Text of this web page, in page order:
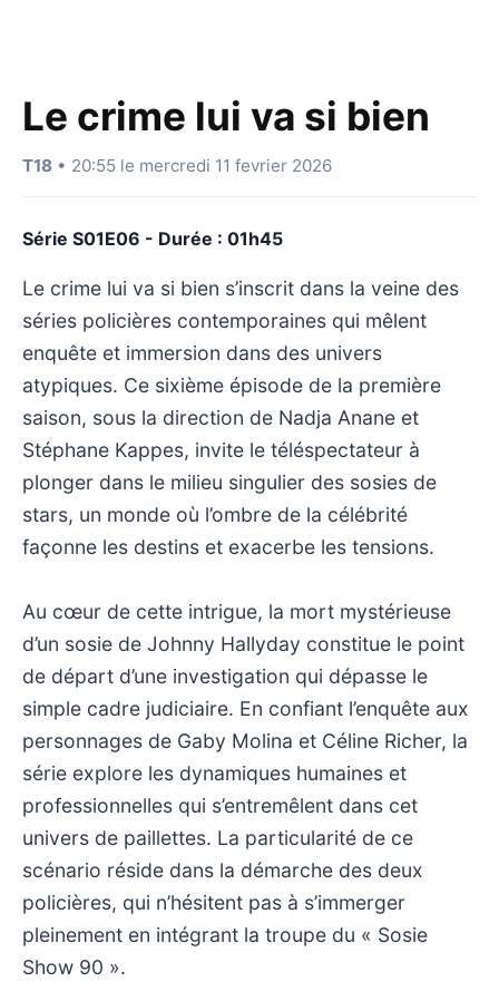
Le crime lui va si bien
T18 • 20:55 le mercredi 11 fevrier 2026
Série S01E06 - Durée : 01h45
Le crime lui va si bien s’inscrit dans la veine des
séries policières contemporaines qui mêlent
enquête et immersion dans des univers
atypiques. Ce sixième épisode de la première
saison, sous la direction de Nadja Anane et
Stéphane Kappes, invite le téléspectateur à
plonger dans le milieu singulier des sosies de
stars, un monde où l’ombre de la célébrité
façonne les destins et exacerbe les tensions.
Au cœur de cette intrigue, la mort mystérieuse
d’un sosie de Johnny Hallyday constitue le point
de départ d’une investigation qui dépasse le
simple cadre judiciaire. En confiant l’enquête aux
personnages de Gaby Molina et Céline Richer, la
série explore les dynamiques humaines et
professionnelles qui s’entremêlent dans cet
univers de paillettes. La particularité de ce
scénario réside dans la démarche des deux
policières, qui n’hésitent pas à s’immerger
pleinement en intégrant la troupe du « Sosie
Show 90 ».